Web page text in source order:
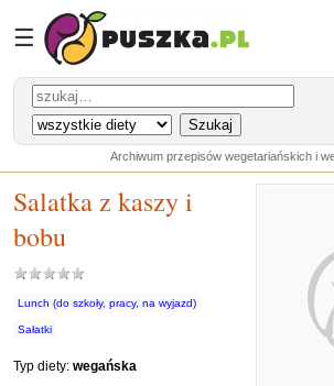
☰
Archiwum przepisów wegetariańskich i
Salatka z kaszy i
bobu
Lunch (do szkoły, pracy, na wyjazd)
Sałatki
Typ diety: wegańska